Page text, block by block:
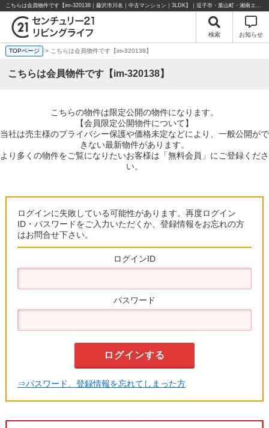
こちらは会員物件です【im-320138｜藤沢市川名｜中古マンション｜3LDK】｜逗子市・葉山町・湘南エリアの不動産のことならセンチュリー21リビングライフにお任せください！
検索 お知らせ
TOPページ > こちらは会員物件です【im-320138】
こちらは会員物件です【im-320138】
こちらの物件は限定公開の物件になります。
【会員限定公開物件について】
当社は売主様のプライバシー保護や価格未定などにより、一般公開がで
きない最新物件があります。
より多くの物件をご覧になりたいお客様は「無料会員」にご登録くださ
い。
ログインに失敗している可能性があります。再度ログイン
ID・パスワードをご入力いただくか、登録情報をお忘れの方
はお問合せ下さい。
ログインID
パスワード
⇒パスワード、登録情報を忘れてしまった方